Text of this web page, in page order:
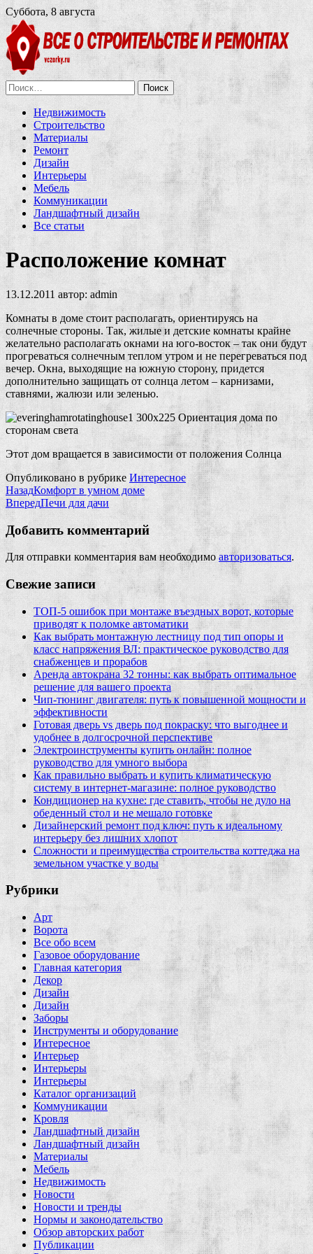
Суббота, 8 августа
Найти:
Недвижимость
Строительство
Материалы
Ремонт
Дизайн
Интерьеры
Мебель
Коммуникации
Ландшафтный дизайн
Все статьи
Расположение комнат
13.12.2011 автор:admin
Комнаты в доме стоит располагать, ориентируясь на
солнечные стороны. Так, жилые и детские комнаты крайне
желательно располагать окнами на юго-восток – так они будут
прогреваться солнечным теплом утром и не перегреваться под
вечер. Окна, выходящие на южную сторону, придется
дополнительно защищать от солнца летом – карнизами,
ставнями, жалюзи или зеленью.
Этот дом вращается в зависимости от положения Солнца
Опубликовано в рубрике Интересное
НазадКомфорт в умном доме
ВпередПечи для дачи
Добавить комментарий
Для отправки комментария вам необходимо авторизоваться.
Свежие записи
ТОП-5 ошибок при монтаже въездных ворот, которые
приводят к поломке автоматики
Как выбрать монтажную лестницу под тип опоры и
класс напряжения ВЛ: практическое руководство для
снабженцев и прорабов
Аренда автокрана 32 тонны: как выбрать оптимальное
решение для вашего проекта
Чип‑тюнинг двигателя: путь к повышенной мощности и
эффективности
Готовая дверь vs дверь под покраску: что выгоднее и
удобнее в долгосрочной перспективе
Электроинструменты купить онлайн: полное
руководство для умного выбора
Как правильно выбрать и купить климатическую
систему в интернет‑магазине: полное руководство
Кондиционер на кухне: где ставить, чтобы не дуло на
обеденный стол и не мешало готовке
Дизайнерский ремонт под ключ: путь к идеальному
интерьеру без лишних хлопот
Сложности и преимущества строительства коттеджа на
земельном участке у воды
Рубрики
Арт
Ворота
Все обо всем
Газовое оборудование
Главная категория
Декор
Дизайн
Дизайн
Заборы
Инструменты и оборудование
Интересное
Интерьер
Интерьеры
Интерьеры
Каталог организаций
Коммуникации
Кровля
Ландшафтный дизайн
Ландшафтный дизайн
Материалы
Мебель
Недвижимость
Новости
Новости и тренды
Нормы и законодательство
Обзор авторских работ
Публикации